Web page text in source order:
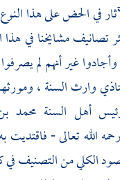
في الحض على هذا
مشايخنا في هذا
غير أنهم لم
وارث السنة ، ومورثها
أهل السنة محمد
الله تعالى -
الكلي من التصنيف